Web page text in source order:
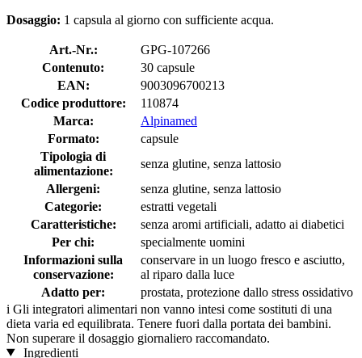
Dosaggio: 1 capsula al giorno con sufficiente acqua.
Art.-Nr.:
GPG-107266
Contenuto:
30 capsule
EAN:
9003096700213
Codice produttore:
110874
Marca:
Alpinamed
Formato:
capsule
Tipologia di
alimentazione:
senza glutine, senza lattosio
Allergeni:
senza glutine, senza lattosio
Categorie:
estratti vegetali
Caratteristiche:
senza aromi artificiali, adatto ai diabetici
Per chi:
specialmente uomini
Informazioni sulla
conservazione:
conservare in un luogo fresco e asciutto,
al riparo dalla luce
Adatto per:
prostata, protezione dallo stress ossidativo
i Gli integratori alimentari non vanno intesi come sostituti di una
dieta varia ed equilibrata. Tenere fuori dalla portata dei bambini.
Non superare il dosaggio giornaliero raccomandato.
Ingredienti